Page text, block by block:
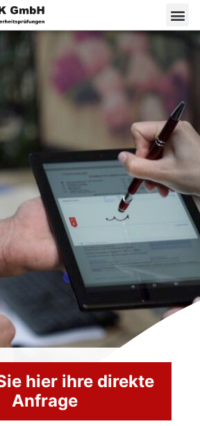
hier ihre direkte
Anfrage